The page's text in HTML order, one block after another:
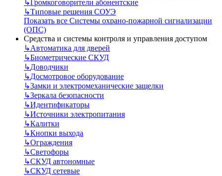
↳Громкоговорители абонентские
↳Типовые решения СОУЭ
Показать все Системы охрано-пожарной сигнализации
(ОПС)
Средства и системы контроля и управления доступом
↳Автоматика для дверей
↳Биометрические СКУД
↳Доводчики
↳Досмотровое оборудование
↳Замки и электромеханические защелки
↳Зеркала безопасности
↳Идентификаторы
↳Источники электропитания
↳Калитки
↳Кнопки выхода
↳Ограждения
↳Светофоры
↳СКУД автономные
↳СКУД сетевые